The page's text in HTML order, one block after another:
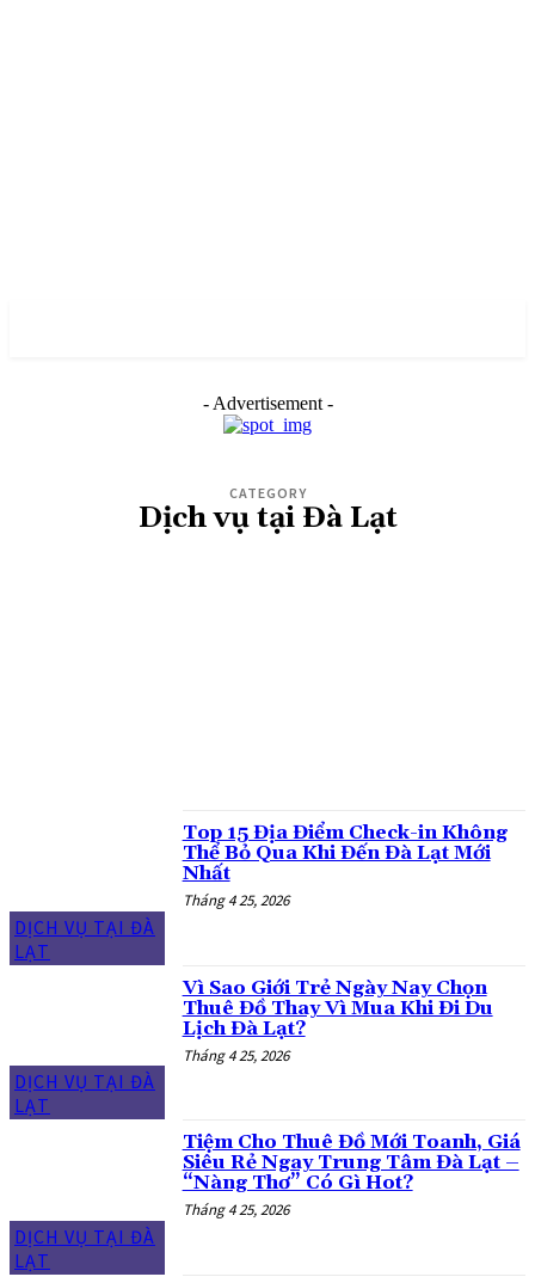
- Advertisement -
CATEGORY
Dịch vụ tại Đà Lạt
DỊCH VỤ TẠI ĐÀ
LẠT
Top 15 Địa Điểm Check-in Không
Thể Bỏ Qua Khi Đến Đà Lạt Mới
Nhất
Tháng 4 25, 2026
DỊCH VỤ TẠI ĐÀ
LẠT
Vì Sao Giới Trẻ Ngày Nay Chọn
Thuê Đồ Thay Vì Mua Khi Đi Du
Lịch Đà Lạt?
Tháng 4 25, 2026
DỊCH VỤ TẠI ĐÀ
LẠT
Tiệm Cho Thuê Đồ Mới Toanh, Giá
Siêu Rẻ Ngay Trung Tâm Đà Lạt –
“Nàng Thơ” Có Gì Hot?
Tháng 4 25, 2026